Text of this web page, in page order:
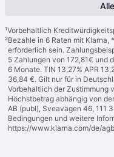
¹Vorbehaltlich
²Bezahle in 6 Raten mit Klarna,
erforderlich sein.
5 Zahlungen von 172,81€ und
6 Monate. TIN 13,27% APR
36,84 €. Gilt nur für in
Vorbehaltlich der Zustimmung
Höchstbetrag abhängig von
AB (publ), Sveavägen 46, 111
Bedingungen und weitere
https://www.klarna.com/de/